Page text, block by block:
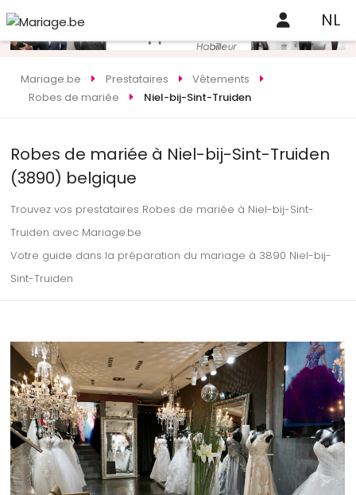
NL
Mariage.be Prestataires
Vêtements
Robes de mariée
Niel-bij-Sint-Truiden
Robes de mariée à Niel-bij-Sint-Truiden
(3890) belgique
Trouvez vos prestataires Robes de mariée à Niel-bij-Sint-
Truiden avec Mariage.be
Votre guide dans la préparation du mariage à 3890 Niel-bij-
Sint-Truiden